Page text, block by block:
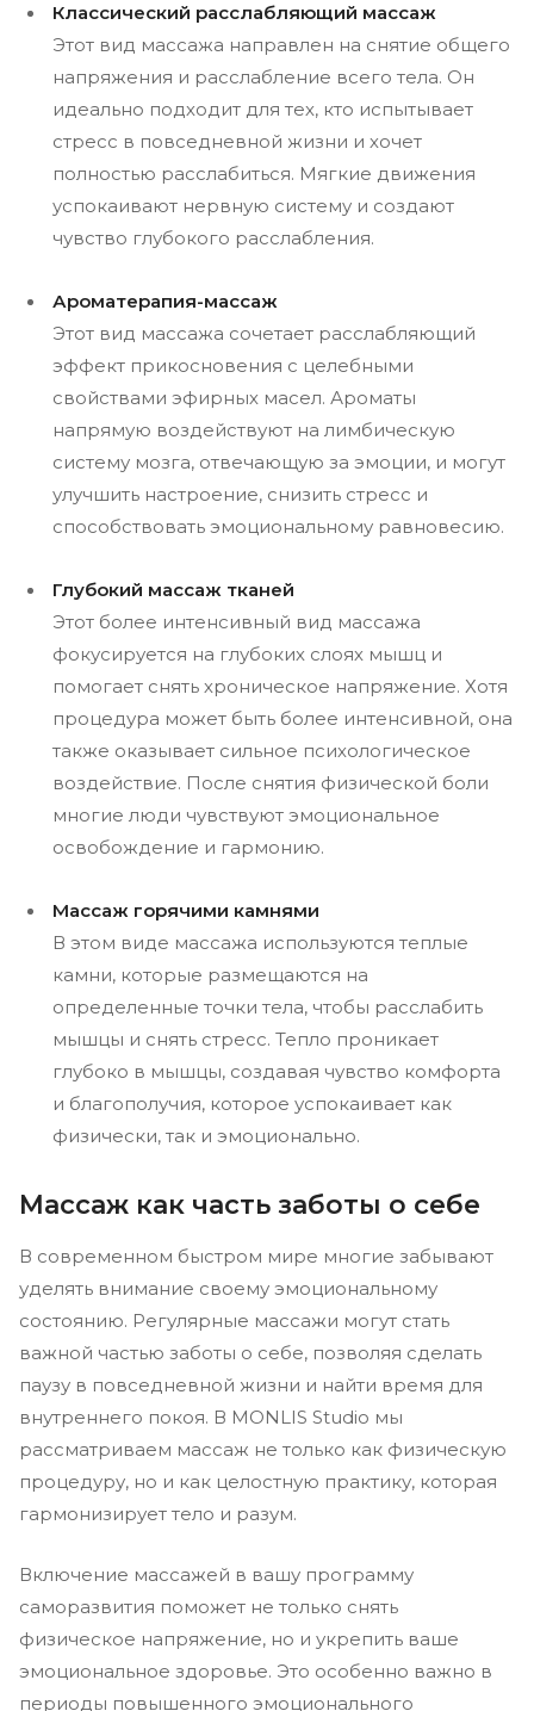
Классический расслабляющий массаж
Этот вид массажа направлен на снятие общего
напряжения и расслабление всего тела. Он
идеально подходит для тех, кто испытывает
стресс в повседневной жизни и хочет
полностью расслабиться. Мягкие движения
успокаивают нервную систему и создают
чувство глубокого расслабления.
Ароматерапия-массаж
Этот вид массажа сочетает расслабляющий
эффект прикосновения с целебными
свойствами эфирных масел. Ароматы
напрямую воздействуют на лимбическую
систему мозга, отвечающую за эмоции, и могут
улучшить настроение, снизить стресс и
способствовать эмоциональному равновесию.
Глубокий массаж тканей
Этот более интенсивный вид массажа
фокусируется на глубоких слоях мышц и
помогает снять хроническое напряжение. Хотя
процедура может быть более интенсивной, она
также оказывает сильное психологическое
воздействие. После снятия физической боли
многие люди чувствуют эмоциональное
освобождение и гармонию.
Массаж горячими камнями
В этом виде массажа используются теплые
камни, которые размещаются на
определенные точки тела, чтобы расслабить
мышцы и снять стресс. Тепло проникает
глубоко в мышцы, создавая чувство комфорта
и благополучия, которое успокаивает как
физически, так и эмоционально.
Массаж как часть заботы о себе
В современном быстром мире многие забывают
уделять внимание своему эмоциональному
состоянию. Регулярные массажи могут стать
важной частью заботы о себе, позволяя сделать
паузу в повседневной жизни и найти время для
внутреннего покоя. В MONLIS Studio мы
рассматриваем массаж не только как физическую
процедуру, но и как целостную практику, которая
гармонизирует тело и разум.
Включение массажей в вашу программу
саморазвития поможет не только снять
физическое напряжение, но и укрепить ваше
эмоциональное здоровье. Это особенно важно в
периоды повышенного эмоционального